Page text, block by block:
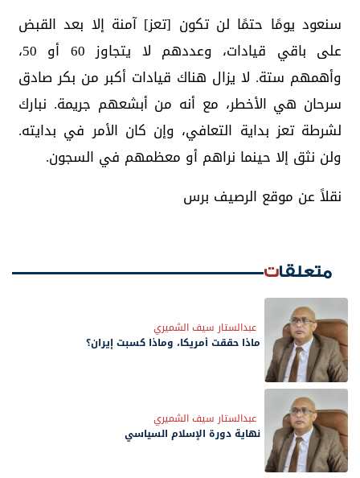
سنعود يومًا حتمًا لن تكون [تعز] آمنة إلا بعد القبض
على باقي قيادات، وعددهم لا يتجاوز 60 أو 50،
وأهمهم ستة. لا يزال هناك قيادات أكبر من بكر صادق
سرحان هي الأخطر، مع أنه من أبشعهم جريمة. نبارك
لشرطة تعز بداية التعافي، وإن كان الأمر في بدايته.
ولن نثق إلا حينما نراهم أو معظمهم في السجون.
نقلاً عن موقع الرصيف برس
متعلقات
عبدالستار سيف الشميري
ماذا حققت أمريكا، وماذا كسبت إيران؟
عبدالستار سيف الشميري
نهاية دورة الإسلام السياسي